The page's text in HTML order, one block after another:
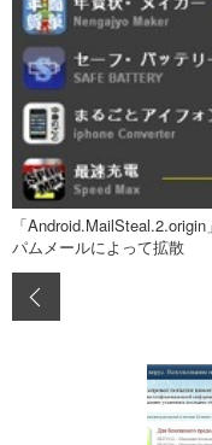
「
パムメールによって拡散